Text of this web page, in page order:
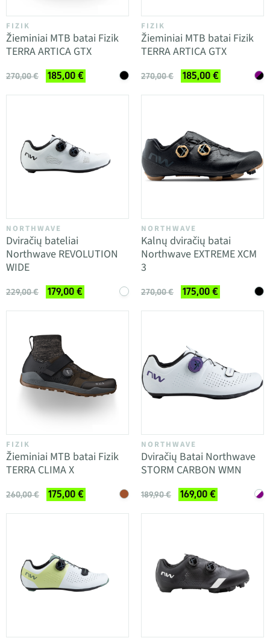
FIZIK
Žieminiai MTB batai Fizik
TERRA ARTICA GTX
270,00 € 185,00 €
FIZIK
Žieminiai MTB batai Fizik
TERRA ARTICA GTX
270,00 € 185,00 €
NORTHWAVE
Dviračių bateliai
Northwave REVOLUTION
WIDE
229,00 € 179,00 €
NORTHWAVE
Kalnų dviračių batai
Northwave EXTREME XCM
3
270,00 € 175,00 €
FIZIK
Žieminiai MTB batai Fizik
TERRA CLIMA X
260,00 € 175,00 €
NORTHWAVE
Dviračių Batai Northwave
STORM CARBON WMN
189,90 € 169,00 €